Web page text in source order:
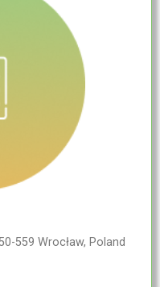
559 Wrocław, Poland